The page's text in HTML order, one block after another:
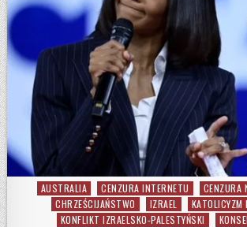
Posted in
AUSTRALIA CENZURA INTERNETU
CENZURA
CHRZEŚCIJAŃSTWO
IZRAEL
KATOLICYZM
KONFLIKT IZRAELSKO-PALESTYŃSKI